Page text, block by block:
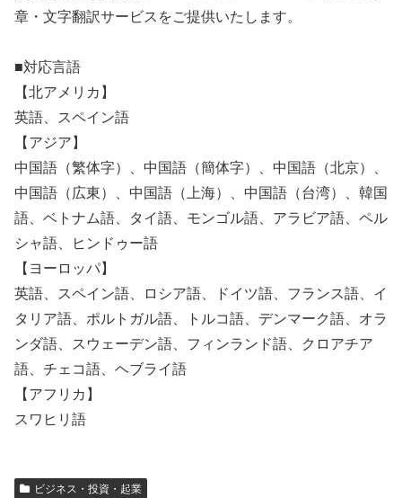
章・文字翻訳サービスをご提供いたします。
■対応言語
【北アメリカ】
英語、スペイン語
【アジア】
中国語（繁体字）、中国語（簡体字）、中国語（北京）、
中国語（広東）、中国語（上海）、中国語（台湾）、韓国
語、ベトナム語、タイ語、モンゴル語、アラビア語、ペル
シャ語、ヒンドゥー語
【ヨーロッパ】
英語、スペイン語、ロシア語、ドイツ語、フランス語、イ
タリア語、ポルトガル語、トルコ語、デンマーク語、オラ
ンダ語、スウェーデン語、フィンランド語、クロアチア
語、チェコ語、ヘブライ語
【アフリカ】
スワヒリ語
ビジネス・投資・起業